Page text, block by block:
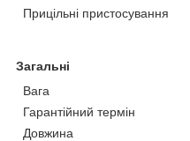
Прицільні пристосування
Загальні
Вага
Гарантійний термін
Довжина